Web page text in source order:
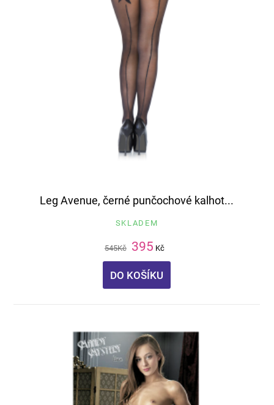
Leg Avenue, černé punčochové kalhot...
SKLADEM
545Kč 395 Kč
DO KOŠÍKU